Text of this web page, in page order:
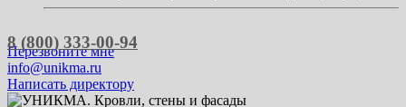
8 (800) 333-00-94
Перезвоните мне
info@unikma.ru
Написать директору